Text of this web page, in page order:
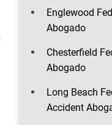
Englewood
Abogado
Chesterfield
Abogado
Long Beach
Accident